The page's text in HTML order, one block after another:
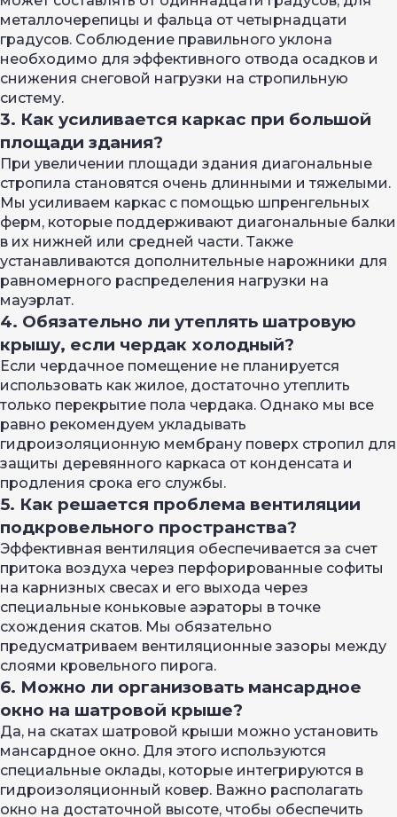
металлочерепицы и фальца от четырнадцати
градусов. Соблюдение правильного уклона
необходимо для эффективного отвода осадков и
снижения снеговой нагрузки на стропильную
систему.
3. Как усиливается каркас при большой
площади здания?
При увеличении площади здания диагональные
стропила становятся очень длинными и тяжелыми.
Мы усиливаем каркас с помощью шпренгельных
ферм, которые поддерживают диагональные балки
в их нижней или средней части. Также
устанавливаются дополнительные нарожники для
равномерного распределения нагрузки на
мауэрлат.
4. Обязательно ли утеплять шатровую
крышу, если чердак холодный?
Если чердачное помещение не планируется
использовать как жилое, достаточно утеплить
только перекрытие пола чердака. Однако мы все
равно рекомендуем укладывать
гидроизоляционную мембрану поверх стропил для
защиты деревянного каркаса от конденсата и
продления срока его службы.
5. Как решается проблема вентиляции
подкровельного пространства?
Эффективная вентиляция обеспечивается за счет
притока воздуха через перфорированные софиты
на карнизных свесах и его выхода через
специальные коньковые аэраторы в точке
схождения скатов. Мы обязательно
предусматриваем вентиляционные зазоры между
слоями кровельного пирога.
6. Можно ли организовать мансардное
окно на шатровой крыше?
Да, на скатах шатровой крыши можно установить
мансардное окно. Для этого используются
специальные оклады, которые интегрируются в
гидроизоляционный ковер. Важно располагать
окно на достаточной высоте, чтобы обеспечить